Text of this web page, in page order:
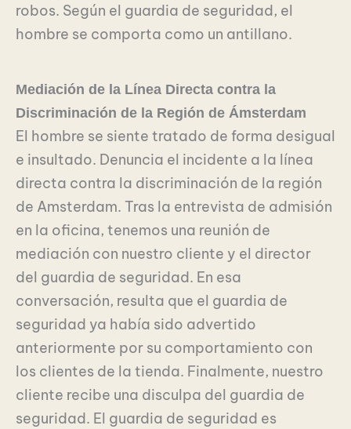
robos. Según el guardia de seguridad, el
hombre se comporta como un antillano.
Mediación de la Línea Directa contra la
Discriminación de la Región de Ámsterdam
El hombre se siente tratado de forma desigual
e insultado. Denuncia el incidente a la línea
directa contra la discriminación de la región
de Amsterdam. Tras la entrevista de admisión
en la oficina, tenemos una reunión de
mediación con nuestro cliente y el director
del guardia de seguridad. En esa
conversación, resulta que el guardia de
seguridad ya había sido advertido
anteriormente por su comportamiento con
los clientes de la tienda. Finalmente, nuestro
cliente recibe una disculpa del guardia de
seguridad. El guardia de seguridad es